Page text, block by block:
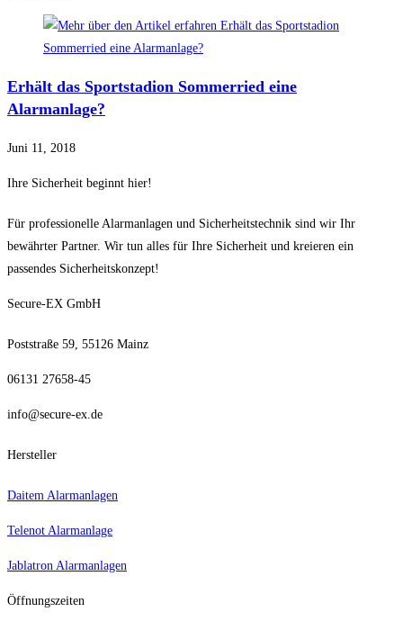
Erhält das Sportstadion Sommerried eine
Alarmanlage?
Juni 11, 2018
Ihre Sicherheit beginnt hier!
Für professionelle Alarmanlagen und Sicherheitstechnik sind wir Ihr
bewährter Partner. Wir tun alles für Ihre Sicherheit und kreieren ein
passendes Sicherheitskonzept!
Secure-EX GmbH
Poststraße 59, 55126 Mainz
06131 27658-45
info@secure-ex.de
Hersteller
Daitem Alarmanlagen
Telenot Alarmanlage
Jablatron Alarmanlagen
Öffnungszeiten